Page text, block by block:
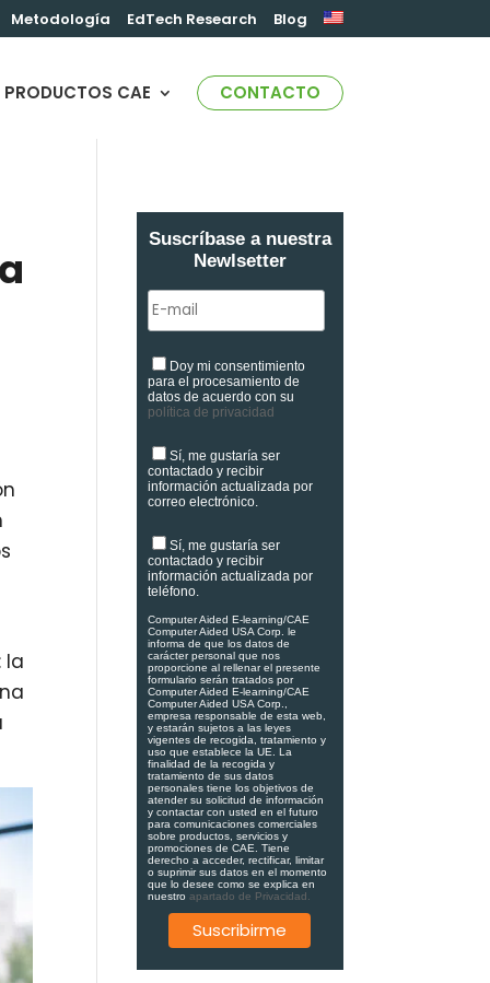
Metodología EdTech Research Blog
PRODUCTOS CAE CONTACTO
la
Suscríbase a nuestra
Newlsetter
Doy mi consentimiento
para el procesamiento de
datos de acuerdo con su
política de privacidad
Sí, me gustaría ser
contactado y recibir
información actualizada por
correo electrónico.
Sí, me gustaría ser
contactado y recibir
información actualizada por
teléfono.
Computer Aided E-learning/CAE
Computer Aided USA Corp. le
informa de que los datos de
carácter personal que nos
proporcione al rellenar el presente
formulario serán tratados por
Computer Aided E-learning/CAE
Computer Aided USA Corp.,
empresa responsable de esta web,
y estarán sujetos a las leyes
vigentes de recogida, tratamiento y
uso que establece la UE. La
finalidad de la recogida y
tratamiento de sus datos
personales tiene los objetivos de
atender su solicitud de información
y contactar con usted en el futuro
para comunicaciones comerciales
sobre productos, servicios y
promociones de CAE. Tiene
derecho a acceder, rectificar, limitar
o suprimir sus datos en el momento
que lo desee como se explica en
nuestro apartado de Privacidad.